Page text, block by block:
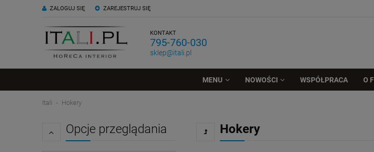
ZAREJESTRUJ SIĘ
ZALOGUJ SIĘ
KONTAKT
795-760-030
sklep@itali.pl
MENU NOWOŚCI WSPÓŁPRACA O
Itali Hokery
Opcje przeglądania Hokery